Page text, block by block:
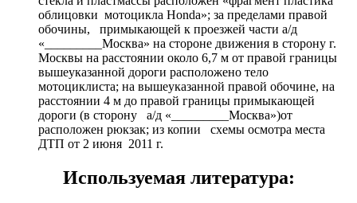
облицовки мотоцикла Hondа»; за пределами правой
обочины, примыкающей к проезжей части а/д
«_________Москва» на стороне движения в сторону г.
Москвы на расстоянии около 6,7 м от правой границы
вышеуказанной дороги расположено тело
мотоциклиста; на вышеуказанной правой обочине, на
расстоянии 4 м до правой границы примыкающей
дороги (в сторону а/д «_________Москва»)от
расположен рюкзак; из копии схемы осмотра места
ДТП от 2 июня 2011 г.
Используемая литература: